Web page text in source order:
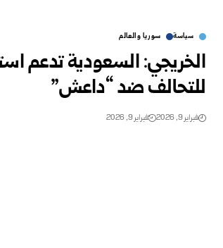
سياسة سوريا والعالم
الخريجي: السعودية تدعم
للتحالف ضد “داعش”
فبراير 9, 2026 فبراير 9, 2026